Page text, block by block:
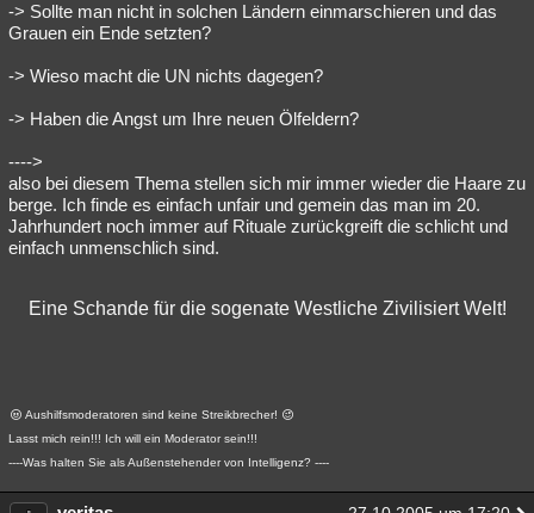
-> Sollte man nicht in solchen Ländern einmarschieren und das
Grauen ein Ende setzten?
-> Wieso macht die UN nichts dagegen?
-> Haben die Angst um Ihre neuen Ölfeldern?
---->
also bei diesem Thema stellen sich mir immer wieder die Haare zu
berge. Ich finde es einfach unfair und gemein das man im 20.
Jahrhundert noch immer auf Rituale zurückgreift die schlicht und
einfach unmenschlich sind.
Eine Schande für die sogenate Westliche Zivilisiert Welt!
Aushilfsmoderatoren sind keine Streikbrecher!
Lasst mich rein!!! Ich will ein Moderator sein!!!
----Was halten Sie als Außenstehender von Intelligenz? ----